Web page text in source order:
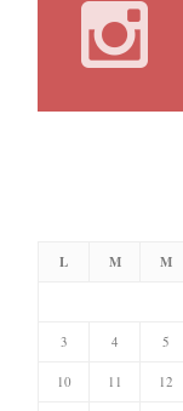
L M M
3 4 5
10 11 12